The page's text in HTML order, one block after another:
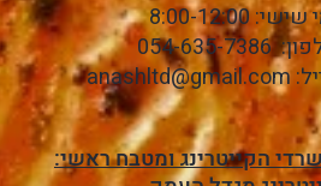
8:00-12:00
054-635-7386
anashltd@gmail.com
הקייטרינג ומטבח ראשי